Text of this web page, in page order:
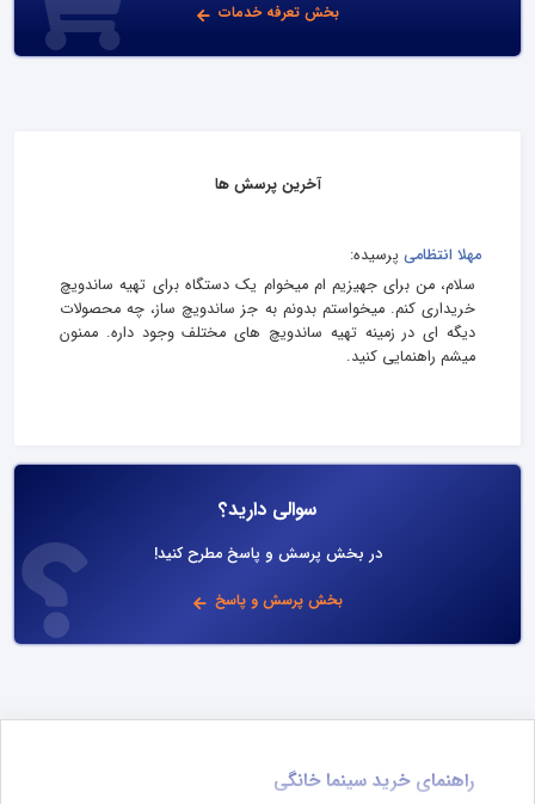
بخش تعرفه خدمات
آخرین پرسش ها
مهلا انتظامی پرسیده:
سلام، من برای جهیزیم ام میخوام یک دستگاه برای تهیه ساندویچ
خریداری کنم. میخواستم بدونم به جز ساندویچ ساز، چه محصولات
دیگه ای در زمینه تهیه ساندویچ های مختلف وجود داره. ممنون
میشم راهنمایی کنید.
سوالی دارید؟
در بخش پرسش و پاسخ مطرح کنید!
بخش پرسش و پاسخ
راهنمای خرید سینما خانگی